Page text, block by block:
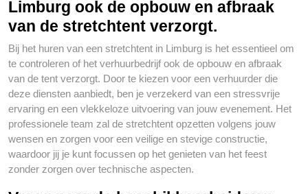
Limburg ook de opbouw en afbraak
van de stretchtent verzorgt.
Bij het huren van een stretchtent in Limburg is het essentieel om
te controleren of het verhuurbedrijf ook de opbouw en afbraak
van de tent verzorgt. Door te kiezen voor een verhuurder die
deze diensten aanbiedt, ben je verzekerd van een stressvrije
ervaring en een vlekkeloze uitvoering van jouw evenement. Het
professionele team zal de stretchtent opzetten volgens jouw
wensen en zorgen voor een veilige en stevige constructie,
waardoor jij je kunt focussen op het genieten van het feest
zonder zorgen over technische aspecten.